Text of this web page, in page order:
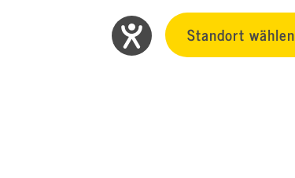
Standort wählen